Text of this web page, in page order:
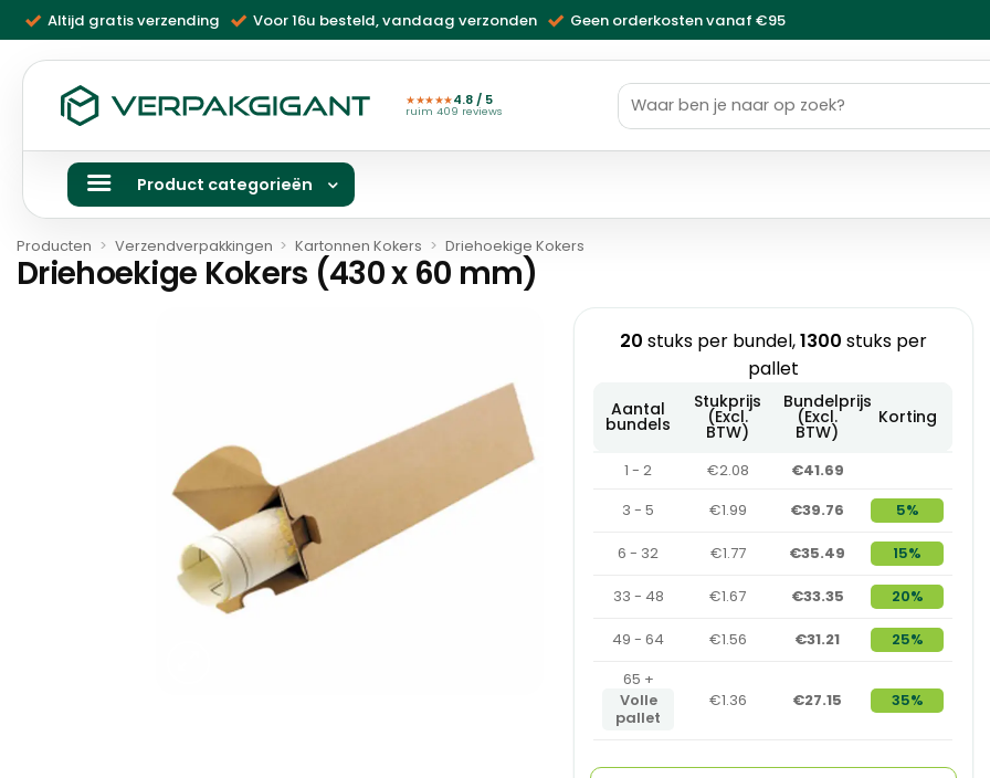
naar
inhoud
Altijd gratis verzending Voor 16u besteld, vandaag verzonden Geen orderkosten vanaf €95
★★★★★4.8 / 5
ruim 409 reviews
Zoeken
naar:
Product categorieën
Producten > Verzendverpakkingen > Kartonnen Kokers > Driehoekige Kokers
Driehoekige Kokers (430 x 60 mm)
20 stuks per bundel,1300 stuks per
pallet
Aantal
bundels
Stukprijs
(Excl.
BTW)
Bundelprijs
(Excl.
BTW)
Korting
1 - 2 €2.08
€41.69
3 - 5
€1.99 €39.76 5%
6 - 32 €1.77 €35.49 15%
33 - 48 €1.67 €33.35 20%
49 - 64 €1.56 €31.21
25%
65 +
Volle
pallet
€1.36 €27.15 35%